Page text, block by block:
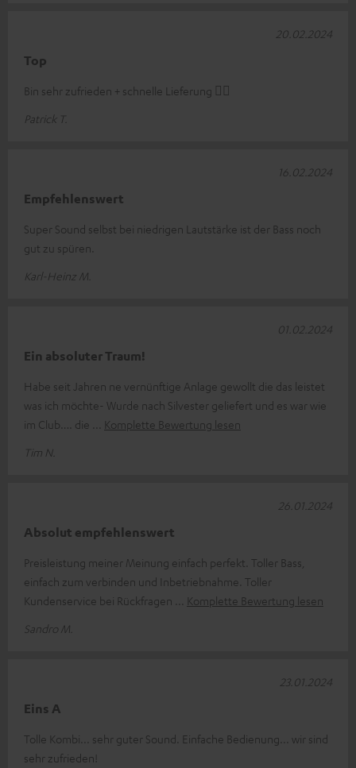
Top
Bin sehr zufrieden + schnelle Lieferung 👍🏻
Patrick T.
20.02.2024
Empfehlenswert
Super Sound selbst bei niedrigen Lautstärke ist der Bass noch
gut zu spüren.
Karl-Heinz M.
16.02.2024
Ein absoluter Traum!
Habe seit Jahren ne vernünftige Anlage gewollt die das leistet
was ich möchte- Wurde nach Silvester geliefert und es war wie
im Club…. die
Komplette Bewertung lesen
Tim N.
01.02.2024
Absolut empfehlenswert
Preisleistung meiner Meinung einfach perfekt. Toller Bass,
einfach zum verbinden und Inbetriebnahme. Toller
Kundenservice bei Rückfragen
Komplette Bewertung lesen
Sandro M.
26.01.2024
Eins A
Tolle Kombi... sehr guter Sound. Einfache Bedienung... wir sind
sehr zufrieden!
23.01.2024